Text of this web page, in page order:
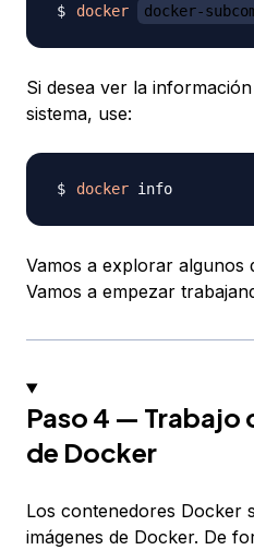
docker docker-
Si desea ver la
sistema, use:
docker
Vamos a explorar algunos
Vamos a empezar
Paso 4 — Trabajo
de Docker
Los contenedores Docker
imágenes de Docker. De